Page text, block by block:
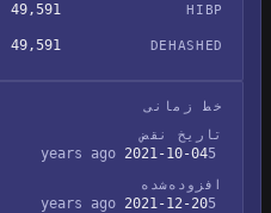
HIBP
49,591
DEHASHED
49,591
خط زمانی
تاریخ نقض
2021-10-04
افزوده‌شده
2021-12-20